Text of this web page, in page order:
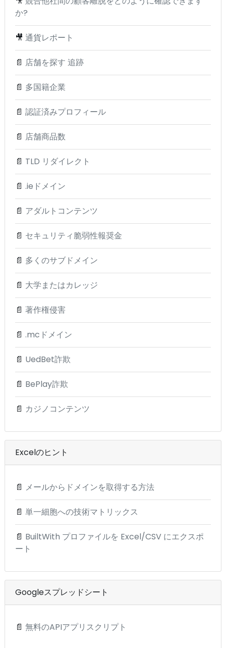
か?
🎥 通貨レポート
📄 店舗を探す 追跡
📄 多国籍企業
📄 認証済みプロフィール
📄 店舗商品数
📄 TLD リダイレクト
📄 .ieドメイン
📄 アダルトコンテンツ
📄 セキュリティ脆弱性報奨金
📄 多くのサブドメイン
📄 大学またはカレッジ
📄 著作権侵害
📄 .mcドメイン
📄 UedBet詐欺
📄 BePlay詐欺
📄 カジノコンテンツ
Excelのヒント
📄 メールからドメインを取得する方法
📄 単一細胞への技術マトリックス
📄 BuiltWith プロファイルを Excel/CSV にエクスポ
ート
Googleスプレッドシート
📄 無料のAPIアプリスクリプト